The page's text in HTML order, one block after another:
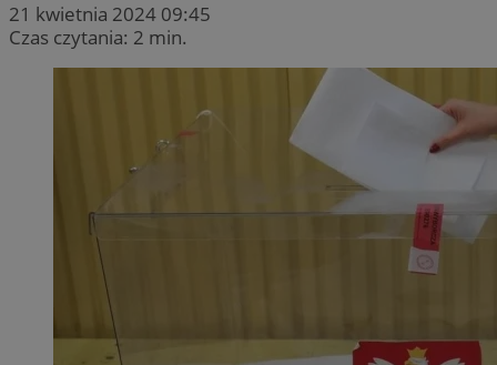
21 kwietnia 2024 09:45
Czas czytania: 2 min.